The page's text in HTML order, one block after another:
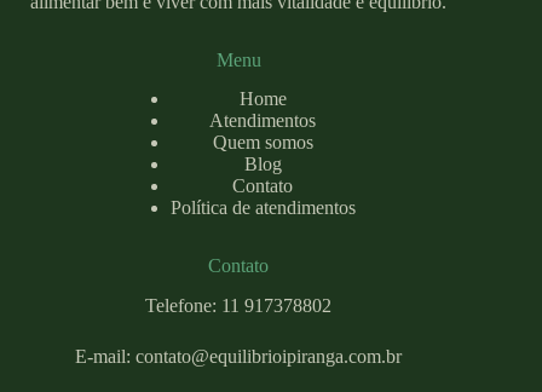
Menu
Home
Atendimentos
Quem somos
Blog
Contato
Política de atendimentos
Contato
Telefone: 11 917378802
E-mail:contato@equilibrioipiranga.com.br